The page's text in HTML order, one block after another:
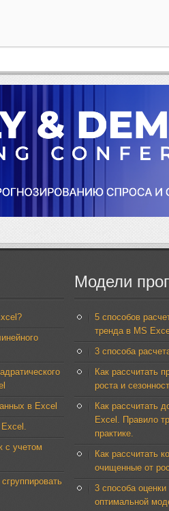
в Excel
с учетом
Модели
5 способов
тренда в MS
3 способа
Как рассчитать
роста и
Как рассчитать
Excel. Правило
практике.
Как рассчитать
очищенные от
3 способа
оптимальной